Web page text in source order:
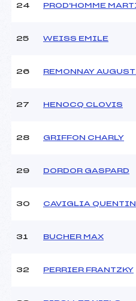
24 PROD'HOMME
25 WEISS EMILE
26 REMONNAY
27 HENOCQ CLOVIS
28 GRIFFON CHARLY
29 DORDOR GASPARD
30 CAVIGLIA QUENTIN
31 BUCHER MAX
32 PERRIER FRANTZKY